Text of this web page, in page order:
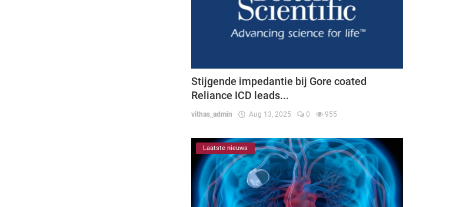
Stijgende impedantie bij Gore coated
Reliance ICD leads...
vithas_admin Aug 13, 2025 0 955
Laatste nieuws